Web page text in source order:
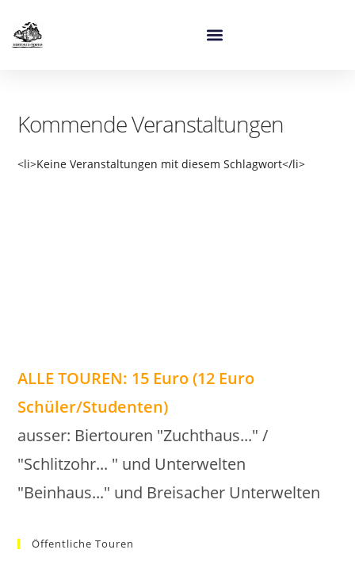
Kommende Veranstaltungen
<li>Keine Veranstaltungen mit diesem Schlagwort</li>
ALLE TOUREN: 15 Euro (12 Euro
Schüler/Studenten)
ausser: Biertouren "Zuchthaus..." /
"Schlitzohr... " und Unterwelten
"Beinhaus..." und Breisacher Unterwelten
Öffentliche Touren